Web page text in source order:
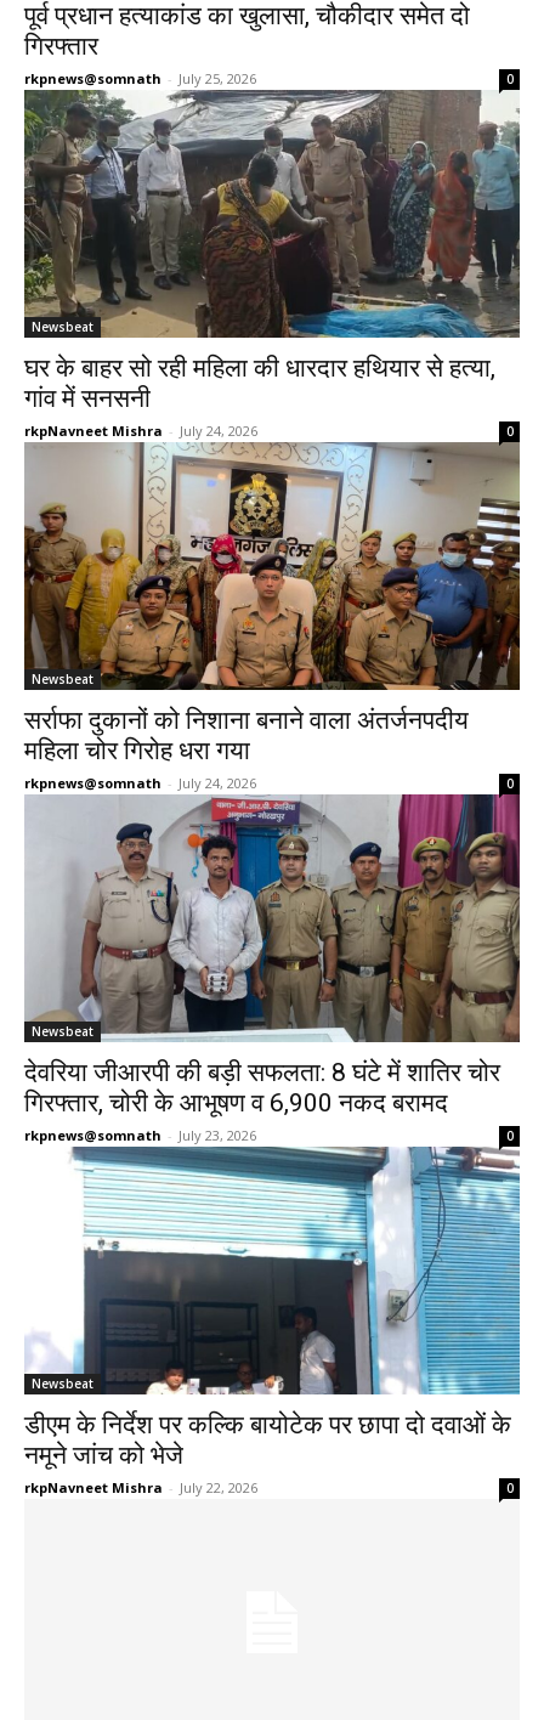
पूर्व प्रधान हत्याकांड का खुलासा, चौकीदार समेत दो
गिरफ्तार
rkpnews@somnath - July 25, 2026 0
Newsbeat
घर के बाहर सो रही महिला की धारदार हथियार से हत्या,
गांव में सनसनी
rkpNavneet Mishra - July 24, 2026 0
Newsbeat
सर्राफा दुकानों को निशाना बनाने वाला अंतर्जनपदीय
महिला चोर गिरोह धरा गया
rkpnews@somnath - July 24, 2026 0
Newsbeat
देवरिया जीआरपी की बड़ी सफलता: 8 घंटे में शातिर चोर
गिरफ्तार, चोरी के आभूषण व ₹6,900 नकद बरामद
rkpnews@somnath - July 23, 2026 0
Newsbeat
डीएम के निर्देश पर कल्कि बायोटेक पर छापा दो दवाओं के
नमूने जांच को भेजे
rkpNavneet Mishra - July 22, 2026 0